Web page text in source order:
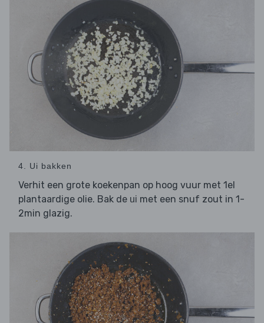
4. Ui bakken
Verhit een grote koekenpan op hoog vuur met 1el
plantaardige olie. Bak de ui met een snuf zout in 1-
2min glazig.